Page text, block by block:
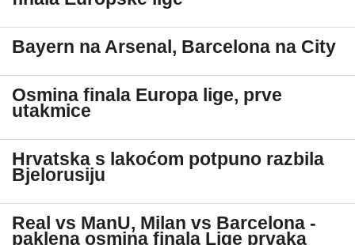
Bayern na Arsenal, Barcelona na City
Osmina finala Europa lige, prve
utakmice
Hrvatska s lakoćom potpuno razbila
Bjelorusiju
Real vs ManU, Milan vs Barcelona -
paklena osmina finala Lige prvaka